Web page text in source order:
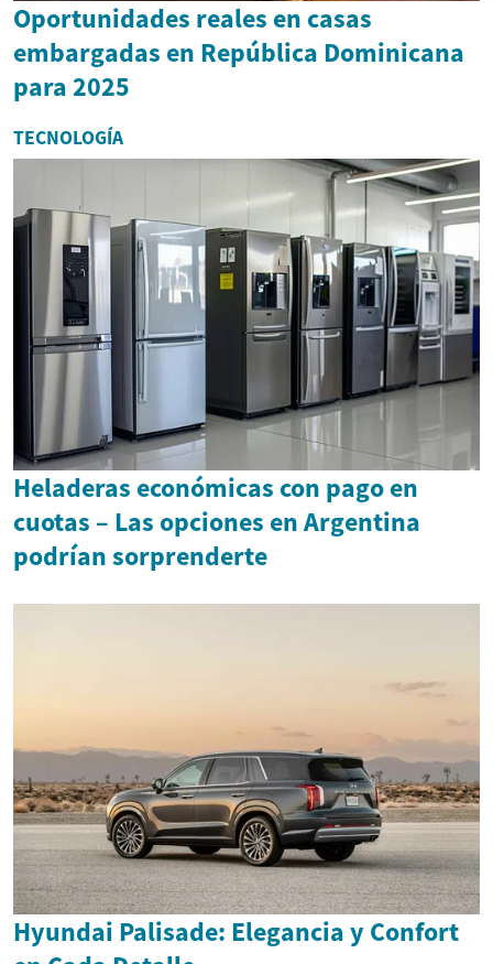
Oportunidades reales en casas
embargadas en República Dominicana
para 2025
TECNOLOGÍA
Heladeras económicas con pago en
cuotas – Las opciones en Argentina
podrían sorprenderte
Hyundai Palisade: Elegancia y Confort